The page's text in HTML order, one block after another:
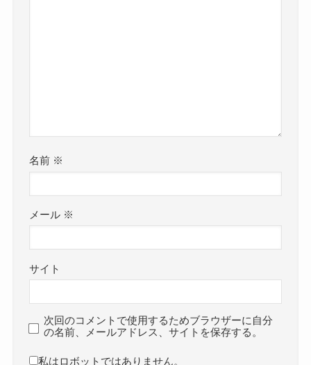
名前 ※
メール ※
サイト
次回のコメントで使用するためブラウザーに自分
の名前、メールアドレス、サイトを保存する。
私はロボットではありません。